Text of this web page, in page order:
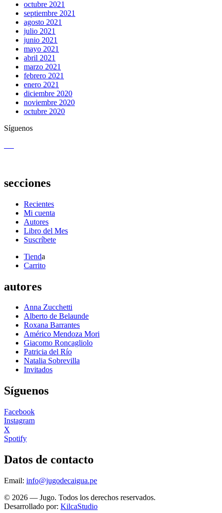
octubre 2021
septiembre 2021
agosto 2021
julio 2021
junio 2021
mayo 2021
abril 2021
marzo 2021
febrero 2021
enero 2021
diciembre 2020
noviembre 2020
octubre 2020
Síguenos
secciones
Recientes
Mi cuenta
Autores
Libro del Mes
Suscríbete
Tienda
Carrito
autores
Anna Zucchetti
Alberto de Belaunde
Roxana Barrantes
Américo Mendoza Mori
Giacomo Roncagliolo
Patricia del Río
Natalia Sobrevilla
Invitados
Síguenos
Facebook
Instagram
X
Spotify
Datos de contacto
Email: info@jugodecaigua.pe
© 2026 — Jugo. Todos los derechos reservados.
Desarrollado por: KilcaStudio